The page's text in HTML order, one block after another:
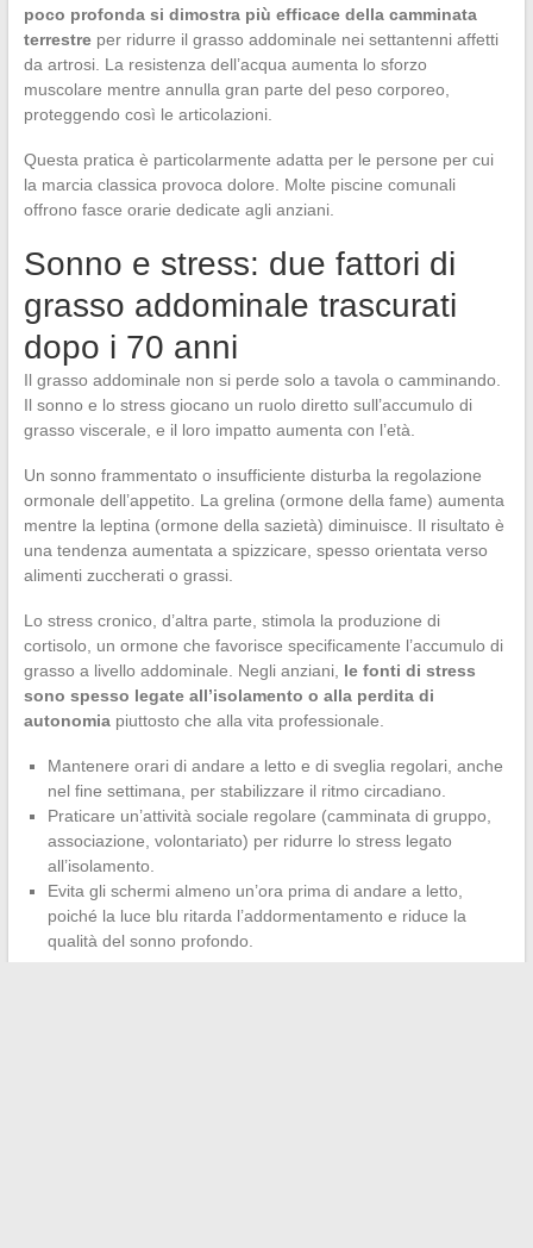
poco profonda si dimostra più efficace della camminata
terrestreper ridurre il grasso addominale nei settantenni affetti
da artrosi. La resistenza dell’acqua aumenta lo sforzo
muscolare mentre annulla gran parte del peso corporeo,
proteggendo così le articolazioni.
Questa pratica è particolarmente adatta per le persone per cui
la marcia classica provoca dolore. Molte piscine comunali
offrono fasce orarie dedicate agli anziani.
Sonno e stress: due fattori di
grasso addominale trascurati
dopo i 70 anni
Il grasso addominale non si perde solo a tavola o camminando.
Il sonno e lo stress giocano un ruolo diretto sull’accumulo di
grasso viscerale, e il loro impatto aumenta con l’età.
Un sonno frammentato o insufficiente disturba la regolazione
ormonale dell’appetito. La grelina (ormone della fame) aumenta
mentre la leptina (ormone della sazietà) diminuisce. Il risultato è
una tendenza aumentata a spizzicare, spesso orientata verso
alimenti zuccherati o grassi.
Lo stress cronico, d’altra parte, stimola la produzione di
cortisolo, un ormone che favorisce specificamente l’accumulo di
grasso a livello addominale. Negli anziani, le fonti di stress
sono spesso legate all’isolamento o alla perdita di
autonomiapiuttosto che alla vita professionale.
Mantenere orari di andare a letto e di sveglia regolari, anche
nel fine settimana, per stabilizzare il ritmo circadiano.
Praticare un’attività sociale regolare (camminata di gruppo,
associazione, volontariato) per ridurre lo stress legato
all’isolamento.
Evita gli schermi almeno un’ora prima di andare a letto,
poiché la luce blu ritarda l’addormentamento e riduce la
qualità del sonno profondo.